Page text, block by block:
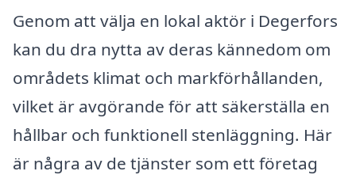
Genom att välja en lokal aktör i Degerfors
kan du dra nytta av deras kännedom om
områdets klimat och markförhållanden,
vilket är avgörande för att säkerställa en
hållbar och funktionell stenläggning. Här
är några av de tjänster som ett företag